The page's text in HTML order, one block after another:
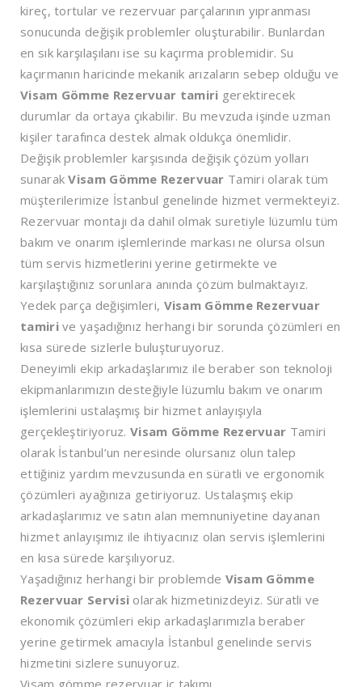
kireç, tortular ve rezervuar parçalarının yıpranması
sonucunda değişik problemler oluşturabilir. Bunlardan
en sık karşılaşılanı ise su kaçırma problemidir. Su
kaçırmanın haricinde mekanik arızaların sebep olduğu ve
Visam Gömme Rezervuar tamiri gerektirecek
durumlar da ortaya çıkabilir. Bu mevzuda işinde uzman
kişiler tarafınca destek almak oldukça önemlidir.
Değişik problemler karşısında değişik çözüm yolları
sunarakVisam Gömme Rezervuar Tamiri olarak tüm
müşterilerimize İstanbul genelinde hizmet vermekteyiz.
Rezervuar montajı da dahil olmak suretiyle lüzumlu tüm
bakım ve onarım işlemlerinde markası ne olursa olsun
tüm servis hizmetlerini yerine getirmekte ve
karşılaştığınız sorunlara anında çözüm bulmaktayız.
Yedek parça değişimleri, Visam Gömme Rezervuar
tamirive yaşadığınız herhangi bir sorunda çözümleri en
kısa sürede sizlerle buluşturuyoruz.
Deneyimli ekip arkadaşlarımız ile beraber son teknoloji
ekipmanlarımızın desteğiyle lüzumlu bakım ve onarım
işlemlerini ustalaşmış bir hizmet anlayışıyla
gerçekleştiriyoruz. Visam Gömme Rezervuar Tamiri
olarak İstanbul’un neresinde olursanız olun talep
ettiğiniz yardım mevzusunda en süratli ve ergonomik
çözümleri ayağınıza getiriyoruz. Ustalaşmış ekip
arkadaşlarımız ve satın alan memnuniyetine dayanan
hizmet anlayışımız ile ihtiyacınız olan servis işlemlerini
en kısa sürede karşılıyoruz.
Yaşadığınız herhangi bir problemde Visam Gömme
Rezervuar Servisi olarak hizmetinizdeyiz. Süratli ve
ekonomik çözümleri ekip arkadaşlarımızla beraber
yerine getirmek amacıyla İstanbul genelinde servis
hizmetini sizlere sunuyoruz.